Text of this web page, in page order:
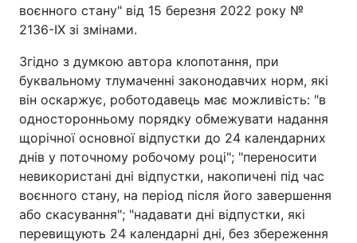
воєнного стану" від 15 березня 2022 року №
2136-IX зі змінами.
Згідно з думкою автора клопотання, при
буквальному тлумаченні законодавчих норм, які
він оскаржує, роботодавець має можливість: "в
односторонньому порядку обмежувати надання
щорічної основної відпустки до 24 календарних
днів у поточному робочому році"; "переносити
невикористані дні відпустки, накопичені під час
воєнного стану, на період після його завершення
або скасування"; "надавати дні відпустки, які
перевищують 24 календарні дні, без збереження